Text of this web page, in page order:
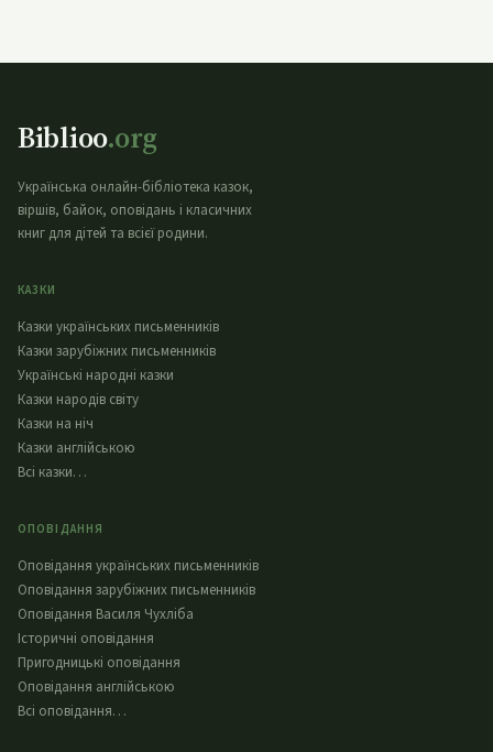
Biblioo.org
Українська онлайн-бібліотека казок,
віршів, байок, оповідань і класичних
книг для дітей та всієї родини.
КАЗКИ
Казки українських письменників
Казки зарубіжних письменників
Українські народні казки
Казки народів світу
Казки на ніч
Казки англійською
Всі казки…
ОПОВІДАННЯ
Оповідання українських письменників
Оповідання зарубіжних письменників
Оповідання Василя Чухліба
Історичні оповідання
Пригодницькі оповідання
Оповідання англійською
Всі оповідання…